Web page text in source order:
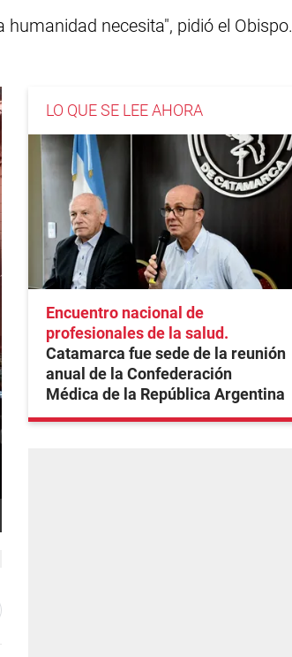
necesita", pidió el Obispo.
LO QUE SE LEE AHORA
Encuentro nacional de
profesionales de la salud
Catamarca fue sede de la reunión
anual de la Confederación
Médica de la República Argentina